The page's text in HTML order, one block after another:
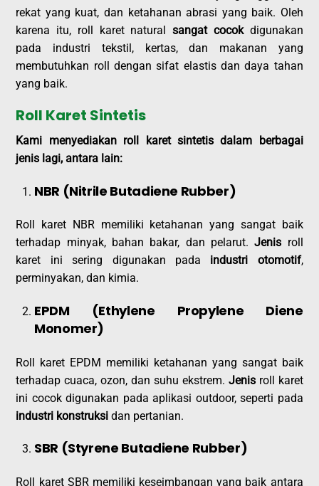
rekat yang kuat, dan ketahanan abrasi yang baik. Oleh
karena itu, roll karet natural sangat cocokdigunakan
pada industri tekstil, kertas, dan makanan yang
membutuhkan roll dengan sifat elastis dan daya tahan
yang baik.
Roll Karet Sintetis
Kami menyediakan roll karet sintetis dalam berbagai
jenis lagi, antara lain:
NBR (Nitrile Butadiene Rubber)
Roll karet NBR memiliki ketahanan yang sangat baik
terhadap minyak, bahan bakar, dan pelarut.Jenis roll
karet ini sering digunakan pada industri otomotif,
perminyakan, dan kimia.
EPDM (Ethylene Propylene Diene
Monomer)
Roll karet EPDM memiliki ketahanan yang sangat baik
terhadap cuaca, ozon, dan suhu ekstrem. Jenisroll karet
ini cocok digunakan pada aplikasi outdoor, seperti pada
industri konstruksi dan pertanian.
SBR (Styrene Butadiene Rubber)
Roll karet SBR memiliki keseimbangan yang baik antara